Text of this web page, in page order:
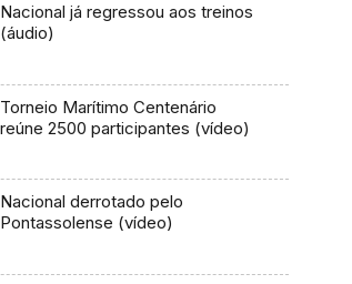
Nacional já regressou aos treinos
(áudio)
Torneio Marítimo Centenário
reúne 2500 participantes (vídeo)
Nacional derrotado pelo
Pontassolense (vídeo)